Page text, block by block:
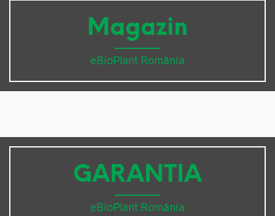
Magazin
eBioPlant România
GARANTIA
eBioPlant România